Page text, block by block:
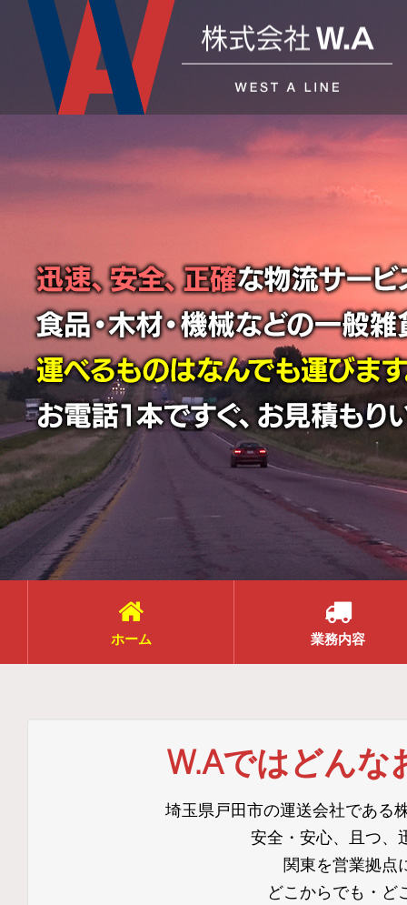
ホーム 業務内容
W.Aではどん
埼玉県戸田市の運送会社である
安全・安心、且つ、
関東を営業拠点
どこからでも・ど